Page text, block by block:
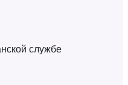
службе